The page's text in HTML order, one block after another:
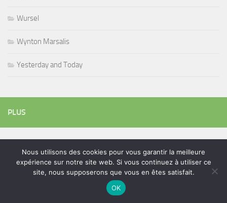
Wursel
Wynton Marsalis
Yesterday and Today
PLUS
Rechercher :
Nous utilisons des cookies pour vous garantir la meilleure
expérience sur notre site web. Si vous continuez à utiliser ce
site, nous supposerons que vous en êtes satisfait.
OK